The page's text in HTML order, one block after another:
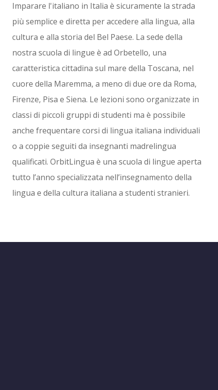
Imparare l'italiano in Italia è sicuramente la strada
più semplice e diretta per accedere alla lingua, alla
cultura e alla storia del Bel Paese. La sede della
nostra scuola di lingue è ad Orbetello, una
caratteristica cittadina sul mare della Toscana, nel
cuore della Maremma, a meno di due ore da Roma,
Firenze, Pisa e Siena. Le lezioni sono organizzate in
classi di piccoli gruppi di studenti ma è possibile
anche frequentare corsi di lingua italiana individuali
o a coppie seguiti da insegnanti madrelingua
qualificati. OrbitLingua è una scuola di lingue aperta
tutto l’anno specializzata nell’insegnamento della
lingua e della cultura italiana a studenti stranieri.